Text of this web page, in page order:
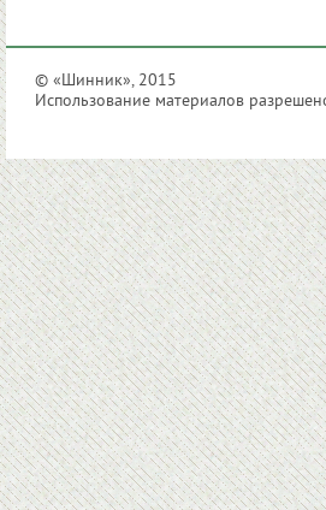
© «Шинник», 2015
Использование материалов